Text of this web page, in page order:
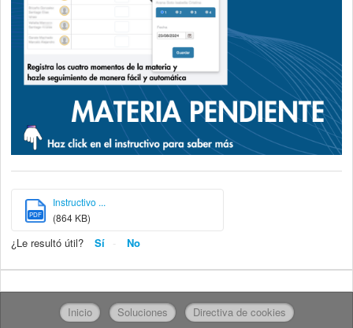
PDF
Instructivo ...
(864 KB)
¿Le resultó útil? Sí No
Inicio Soluciones Directiva de cookies